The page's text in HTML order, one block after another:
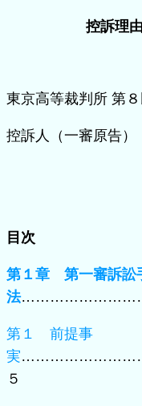
控訴理
東京高等裁判所 第
控訴人（一
目次
第１章 第一審訴訟
法
第１ 前提事
実
５